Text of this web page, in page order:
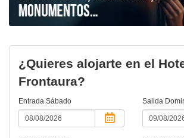
¿Quieres alojarte en el
Frontaura?
Entrada Sábado Salida